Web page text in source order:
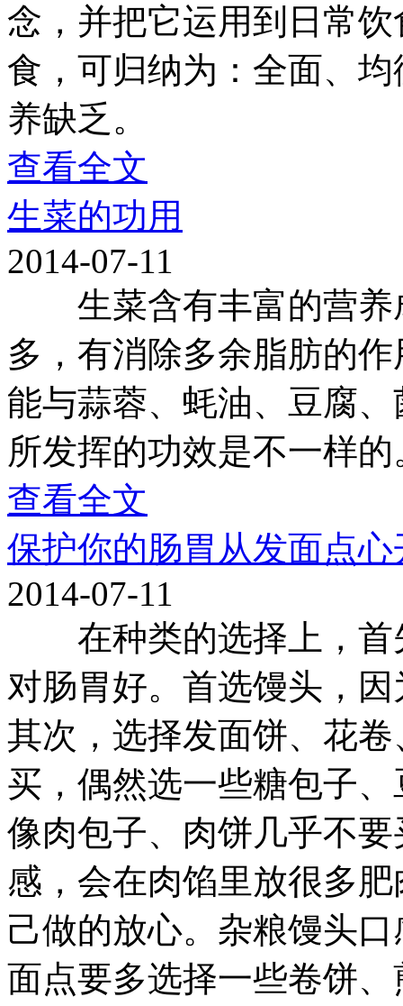
念，并把它运用到日常
食，可归纳为：全面、
养缺乏。
查看全文
生菜的功用
2014-07-11
生菜含有丰富的营养
多，有消除多余脂肪的
能与蒜蓉、蚝油、豆腐
所发挥的功效是不一样的
查看全文
保护你的肠胃从发面点心
2014-07-11
在种类的选择上，首
对肠胃好。首选馒头，
其次，选择发面饼、花
买，偶然选一些糖包子
像肉包子、肉饼几乎不
感，会在肉馅里放很多
己做的放心。杂粮馒头
面点要多选择一些卷饼